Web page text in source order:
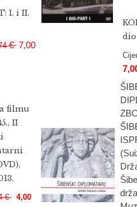
I. i II.
€7,00
dio
filmu
II
€ 4,00